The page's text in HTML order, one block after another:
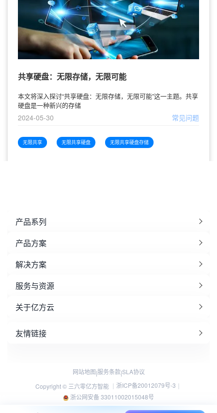
共享硬盘：无限存储，无限可能
本文将深入探讨“共享硬盘：无限存储，无限可能”这一主题。共享
硬盘是一种新兴的存储
2024-05-30 常见问题
无限共享 无限共享硬盘 无限共享硬盘存储
产品系列
产品方案
解决方案
服务与资源
关于亿方云
友情链接
网站地图|服务条款|SLA协议
Copyright © 三六零亿方智能 ｜ 浙ICP备20012079号-3 ｜
浙公网安备 33011002015048号